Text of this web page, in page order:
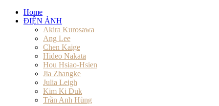
Home
ĐIỆN ẢNH
Akira Kurosawa
Ang Lee
Chen Kaige
Hideo Nakata
Hou Hsiao-Hsien
Jia Zhangke
Julia Leigh
Kim Ki Duk
Trần Anh Hùng